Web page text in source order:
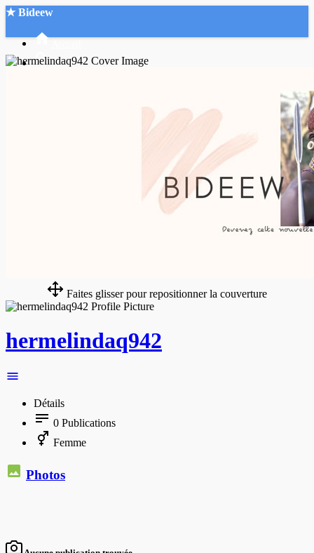
★ Bideew
Faites glisser pour repositionner la couverture
hermelindaq942
Détails
0 Publications
Femme
Photos